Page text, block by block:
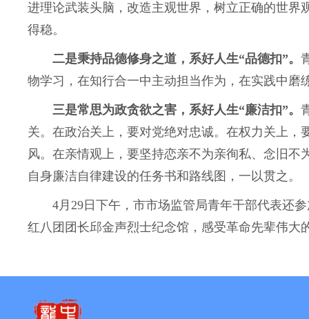
进理论武装头脑，改造主观世界，树立正确的世
得稳。
二是秉持品德修身之道，系好人生“品德扣”。
物学习，在知行合一中主动担当作为，在实践中
三是常思为政贪欲之害，系好人生“廉洁扣”。
关。在政治关上，要对党绝对忠诚。在权力关上
风。在亲情观上，要坚持恋亲不为亲徇私、念旧
自身廉洁自律建设的任务书和路线图，一以贯之。
4月29日下午，市市场监管局青年干部代表还参
红八团团长邱金声烈士纪念馆，感受革命先辈伟